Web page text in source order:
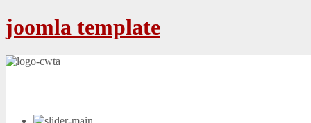
joomla template